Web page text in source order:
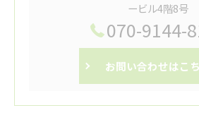
ービル4階8号
070-9144-
お問い合わせはこ